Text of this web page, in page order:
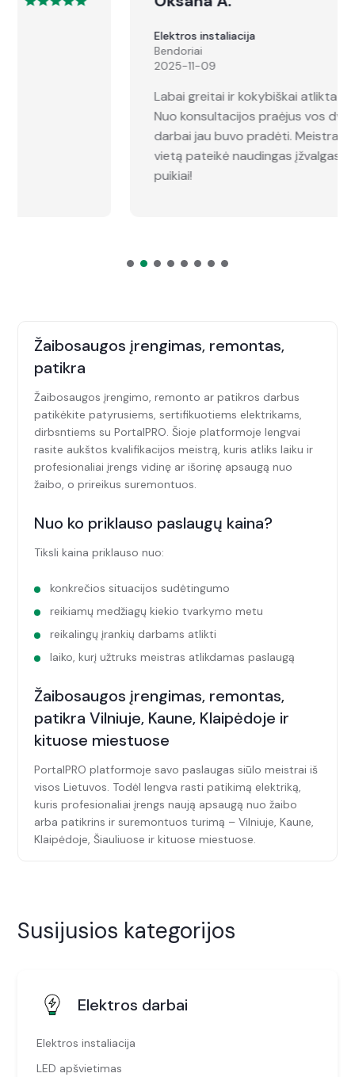
Labai greitai ir kokybiškai atlikta konsultacija!
Nuo konsultacijos praėjus vos dviem dienoms,
darbai jau buvo pradėti. Meistras atvykęs į
vietą pateikė naudingas įžvalgas ir viską atliko
Žaibosaugos įrengimas, remontas,
patikra
Žaibosaugos įrengimo, remonto ar patikros darbus
patikėkite patyrusiems, sertifikuotiems elektrikams,
dirbsntiems su PortalPRO. Šioje platformoje lengvai
rasite aukštos kvalifikacijos meistrą, kuris atliks laiku ir
profesionaliai įrengs vidinę ar išorinę apsaugą nuo
žaibo, o prireikus suremontuos.
Nuo ko priklauso paslaugų kaina?
Tiksli kaina priklauso nuo:
konkrečios situacijos sudėtingumo
reikiamų medžiagų kiekio tvarkymo metu
reikalingų įrankių darbams atlikti
laiko, kurį užtruks meistras atlikdamas paslaugą
Žaibosaugos įrengimas, remontas,
patikra Vilniuje, Kaune, Klaipėdoje ir
kituose miestuose
PortalPRO platformoje savo paslaugas siūlo meistrai iš
visos Lietuvos. Todėl lengva rasti patikimą elektriką,
kuris profesionaliai įrengs naują apsaugą nuo žaibo
arba patikrins ir suremontuos turimą – Vilniuje, Kaune,
Klaipėdoje, Šiauliuose ir kituose miestuose.
Susijusios kategorijos
Elektros darbai
Elektros instaliacija
LED apšvietimas